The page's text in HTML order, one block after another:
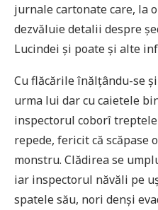
jurnale cartonate care, la
dezvăluie detalii despre
Lucindei și poate și alte
Cu flăcările înălțându-se
urma lui dar cu caietele
inspectorul coborî
repede, fericit că scăpase
monstru. Clădirea se
iar inspectorul năvăli pe
spatele său, nori denși